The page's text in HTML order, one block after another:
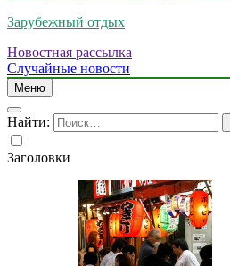
Зарубежный отдых
Новостная рассылка
Случайные новости
Меню
Найти:
Заголовки